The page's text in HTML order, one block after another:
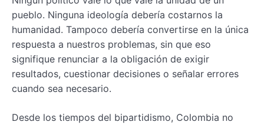
pueblo. Ninguna ideología debería costarnos la
humanidad. Tampoco debería convertirse en la única
respuesta a nuestros problemas, sin que eso
signifique renunciar a la obligación de exigir
resultados, cuestionar decisiones o señalar errores
cuando sea necesario.
Desde los tiempos del bipartidismo, Colombia no